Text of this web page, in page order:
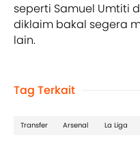
seperti Samuel Umtiti
diklaim bakal segera
lain.
Tag Terkait
Transfer Arsenal La Liga